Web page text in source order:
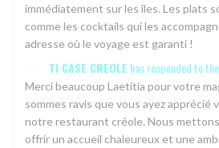
immédiatement sur les îles. Les plats
comme les cocktails qui les
adresse où le voyage est garanti !
TI CASE CREOLE has responded to
Merci beaucoup Laetitia pour votre
sommes ravis que vous ayez apprécié
notre restaurant créole. Nous
offrir un accueil chaleureux et une